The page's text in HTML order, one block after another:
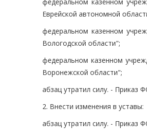
Еврейской автономной
федеральном казенном
Вологодской области";
федеральном казенном
Воронежской области";
абзац утратил силу. - Приказ
2. Внести изменения в уставы:
абзац утратил силу. - Приказ